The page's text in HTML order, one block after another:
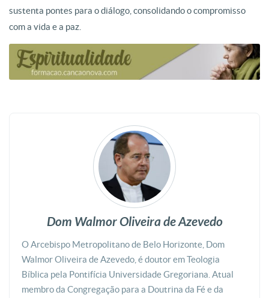
sustenta pontes para o diálogo, consolidando o compromisso
com a vida e a paz.
Dom Walmor Oliveira de Azevedo
O Arcebispo Metropolitano de Belo Horizonte, Dom
Walmor Oliveira de Azevedo, é doutor em Teologia
Bíblica pela Pontifícia Universidade Gregoriana. Atual
membro da Congregação para a Doutrina da Fé e da